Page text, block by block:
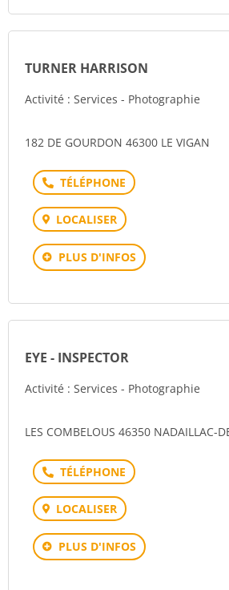
TURNER HARRISON
Activité : Services - Photographie
182 DE GOURDON 46300 LE VIGAN
Téléphone
LOCALISER
PLUS D'INFOS
EYE - INSPECTOR
Activité : Services - Photographie
LES COMBELOUS 46350 NADAILLAC-
Téléphone
LOCALISER
PLUS D'INFOS